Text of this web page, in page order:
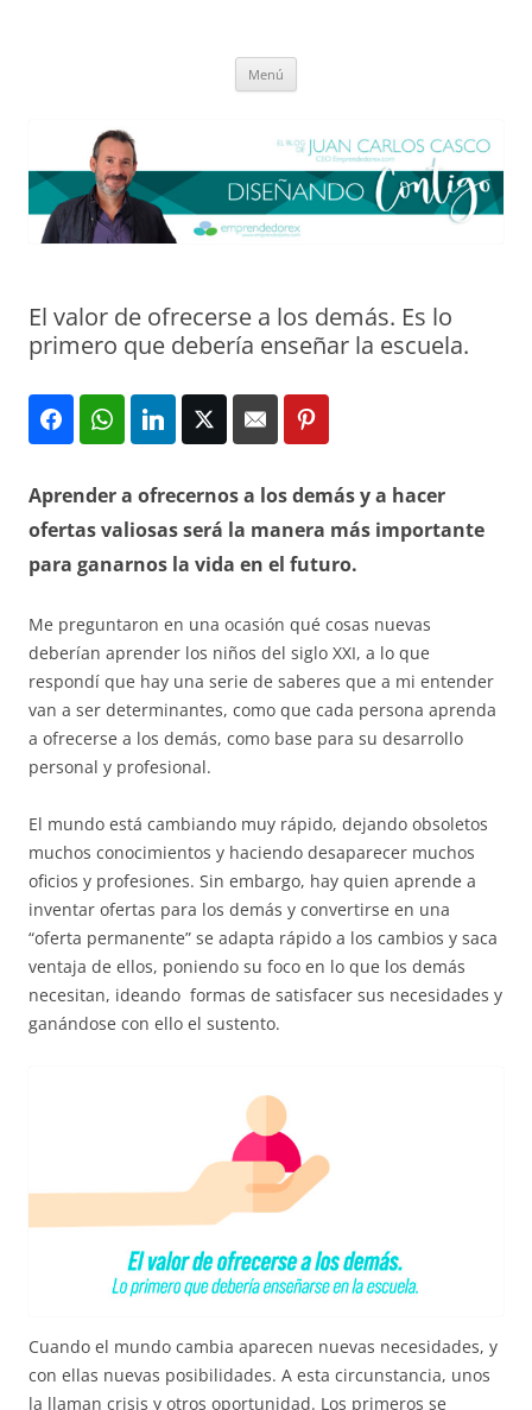
Menú
El valor de ofrecerse a los demás. Es lo
primero que debería enseñar la escuela.
Aprender a ofrecernos a los demás y a hacer
ofertas valiosas será la manera más importante
para ganarnos la vida en el futuro.
Me preguntaron en una ocasión qué cosas nuevas
deberían aprender los niños del siglo XXI, a lo que
respondí que hay una serie de saberes que a mi entender
van a ser determinantes, como que cada persona aprenda
a ofrecerse a los demás, como base para su desarrollo
personal y profesional.
El mundo está cambiando muy rápido, dejando obsoletos
muchos conocimientos y haciendo desaparecer muchos
oficios y profesiones. Sin embargo, hay quien aprende a
inventar ofertas para los demás y convertirse en una
“oferta permanente” se adapta rápido a los cambios y saca
ventaja de ellos, poniendo su foco en lo que los demás
necesitan, ideando formas de satisfacer sus necesidades y
ganándose con ello el sustento.
Cuando el mundo cambia aparecen nuevas necesidades, y
con ellas nuevas posibilidades. A esta circunstancia, unos
la llaman crisis y otros oportunidad. Los primeros se